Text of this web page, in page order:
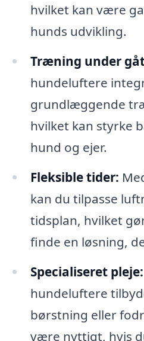
hvilket kan være
hunds udvikling.
Træning under
hundeluftere
grundlæggende
hvilket kan styrke
hund og ejer.
Fleksible tider:
kan du tilpasse
tidsplan, hvilket
finde en løsning,
Specialiseret pleje:
hundeluftere
børstning eller
være nyttigt, hvis